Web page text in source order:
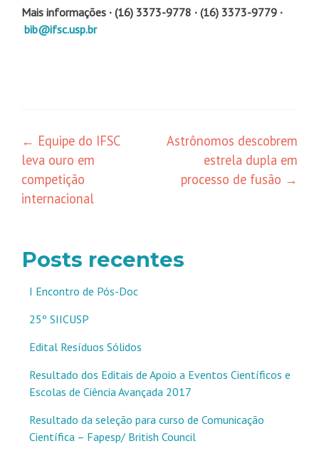
Mais informações ∙ (16) 3373-9778 ∙ (16) 3373-9779 ∙
bib@ifsc.usp.br
Navegação
de
posts
← Equipe do IFSC
leva ouro em
competição
internacional
Astrônomos descobrem
estrela dupla em
processo de fusão →
Posts recentes
I Encontro de Pós-Doc
25º SIICUSP
Edital Resíduos Sólidos
Resultado dos Editais de Apoio a Eventos Científicos e
Escolas de Ciência Avançada 2017
Resultado da seleção para curso de Comunicação
Científica – Fapesp/ British Council